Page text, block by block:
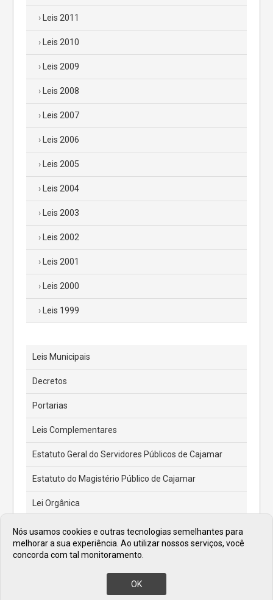
Leis 2011
Leis 2010
Leis 2009
Leis 2008
Leis 2007
Leis 2006
Leis 2005
Leis 2004
Leis 2003
Leis 2002
Leis 2001
Leis 2000
Leis 1999
Leis Municipais
Decretos
Portarias
Leis Complementares
Estatuto Geral do Servidores Públicos de Cajamar
Estatuto do Magistério Público de Cajamar
Lei Orgânica
Feriados e Pontos Facultativos
Atas de Posse dos Prefeitos
Nós usamos cookies e outras tecnologias semelhantes para
melhorar a sua experiência. Ao utilizar nossos serviços, você
concorda com tal monitoramento.
OK